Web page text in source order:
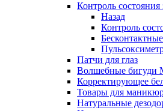
Контроль состояния
Назад
Контроль
Патчи для глаз
Волшебные бигуди
Корректирующее
Товары для
Натуральные